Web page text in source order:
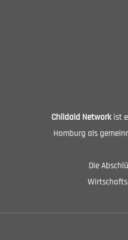
Childaid Network ist
Homburg als
Die